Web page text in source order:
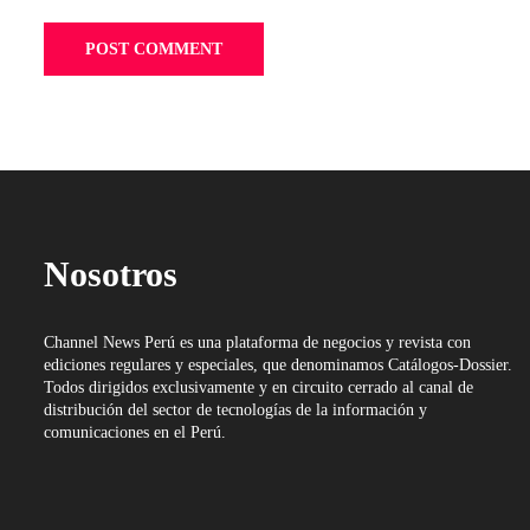
Nosotros
Channel News Perú es una plataforma de negocios y revista con
ediciones regulares y especiales, que denominamos Catálogos-Dossier.
Todos dirigidos exclusivamente y en circuito cerrado al canal de
distribución del sector de tecnologías de la información y
comunicaciones en el Perú.